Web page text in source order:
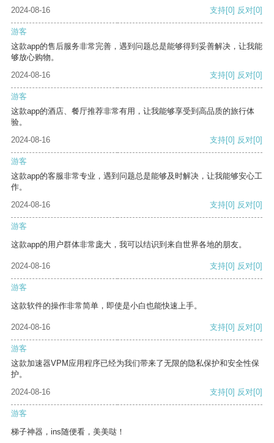
2024-08-16 支持[0] 反对[0]
游客
这款app的售后服务非常完善，遇到问题总是能够得到妥善解决，让我能
够放心购物。
2024-08-16
支持[0] 反对[0]
游客
这款app的酒店、餐厅推荐非常有用，让我能够享受到高品质的旅行体
验。
2024-08-16
支持[0] 反对[0]
游客
这款app的客服非常专业，遇到问题总是能够及时解决，让我能够安心工
作。
2024-08-16
支持[0] 反对[0]
游客
这款app的用户群体非常庞大，我可以结识到来自世界各地的朋友。
2024-08-16 支持[0] 反对[0]
游客
这款软件的操作非常简单，即使是小白也能快速上手。
2024-08-16 支持[0] 反对[0]
游客
这款加速器VPM应用程序已经为我们带来了无限的隐私保护和安全性保
护。
2024-08-16
支持[0] 反对[0]
游客
梯子神器，ins随便看，美美哒！